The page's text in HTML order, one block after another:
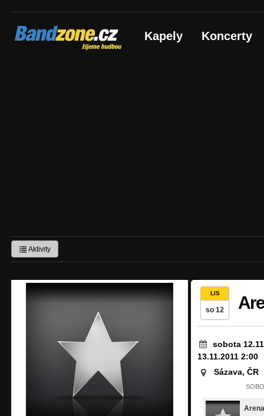
Bandzone.cz
žijeme hudbou Kapely Koncerty
Aktivity
LIS
so 12
sobota
13.11.2011 2:00
Sázava, ČR
Arena